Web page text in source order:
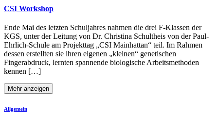
CSI Workshop
Ende Mai des letzten Schuljahres nahmen die drei F-Klassen der
KGS, unter der Leitung von Dr. Christina Schultheis von der Paul-
Ehrlich-Schule am Projekttag „CSI Mainhattan“ teil. Im Rahmen
dessen erstellten sie ihren eigenen „kleinen“ genetischen
Fingerabdruck, lernten spannende biologische Arbeitsmethoden
kennen […]
Mehr anzeigen
Allgemein